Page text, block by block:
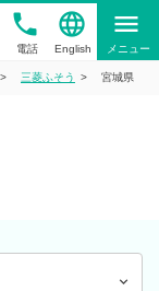
phone
電話
language
English
menu
メニュー
三菱ふそう 宮城県